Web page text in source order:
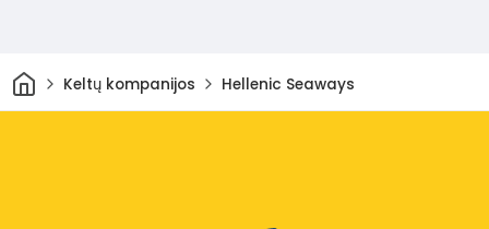
Pradžia
Keltų kompanijos Hellenic Seaways